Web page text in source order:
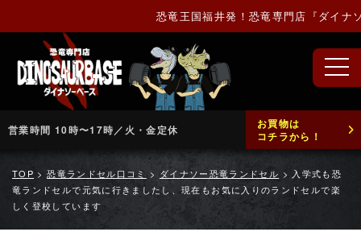
恐竜王国福井発！恐竜専門店『ダイナソ
営業時間 10時〜17時／火・金定休
お買物は
コチラから！
TOP >恐竜ランドセル口コミ > ダイナソー恐竜ランドセル > 入学式も恐
竜ランドセルで元気に行きましたし、現在もお気に入りのランドセルで楽
しく登校しています